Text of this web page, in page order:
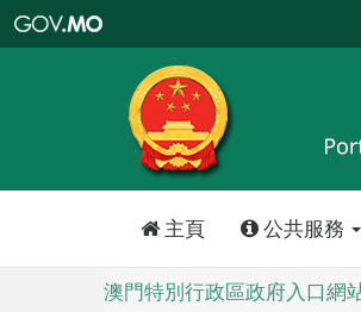
特
政
區
政
口
主頁 公共服務
澳門特別行政區政府入口網